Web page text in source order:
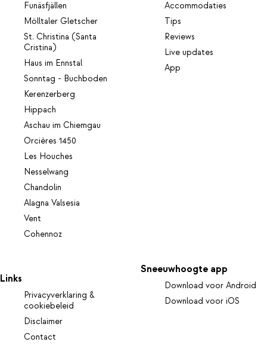
Funäsfjällen
Mölltaler Gletscher
St. Christina (Santa
Cristina)
Haus im Ennstal
Sonntag - Buchboden
Kerenzerberg
Hippach
Aschau im Chiemgau
Orcières 1450
Les Houches
Nesselwang
Chandolin
Alagna Valsesia
Vent
Cohennoz
Accommodaties
Tips
Reviews
Live updates
App
Links
Privacyverklaring &
cookiebeleid
Disclaimer
Contact
Sneeuwhoogte app
Download voor Android
Download voor iOS